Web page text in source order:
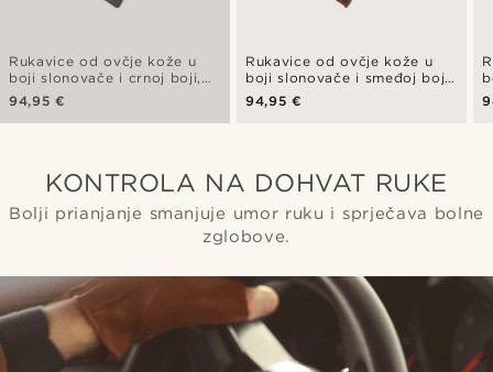
Rukavice od ovčje kože u
boji slonovače i crnoj boji,
prilagođene za zaslon
osjetljiv na dodir
94,95 €
Rukavice od ovčje kože u
boji slonovače i smeđoj boji,
prilagođene za zaslon
osjetljiv na dodir
94,95 €
KONTROLA NA DOHVAT RUKE
Bolji prianjanje smanjuje umor ruku i sprječava bolne
zglobove.